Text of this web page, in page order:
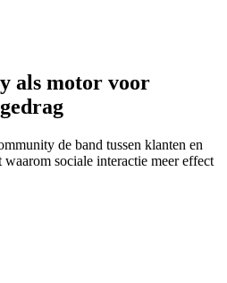
als motor voor
de band tussen klanten en
sociale interactie meer effect